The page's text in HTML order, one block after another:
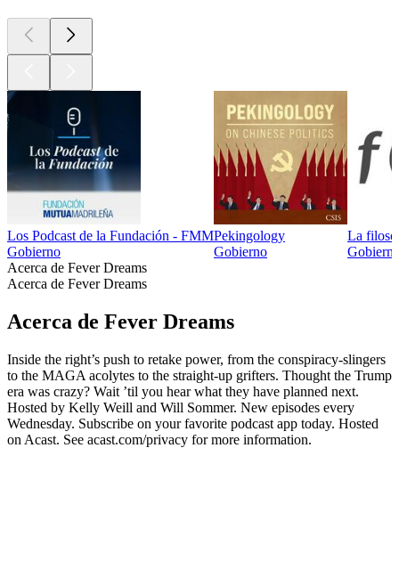
Los Podcast de la Fundación - FMM
Gobierno
Pekingology
Gobierno
La
Acerca de Fever Dreams
Acerca de Fever Dreams
Acerca de Fever Dreams
Inside the right’s push to retake power, from the conspiracy-slingers
to the MAGA acolytes to the straight-up grifters. Thought the Trump
era was crazy? Wait ’til you hear what they have planned next.
Hosted by Kelly Weill and Will Sommer. New episodes every
Wednesday. Subscribe on your favorite podcast app today. Hosted
on Acast. See acast.com/privacy for more information.